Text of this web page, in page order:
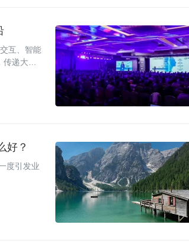
互、智能
递大公
好？
度引发业